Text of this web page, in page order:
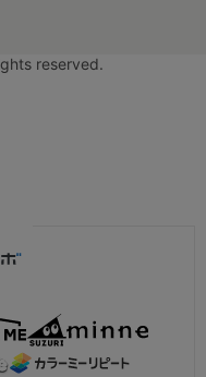
reserved.